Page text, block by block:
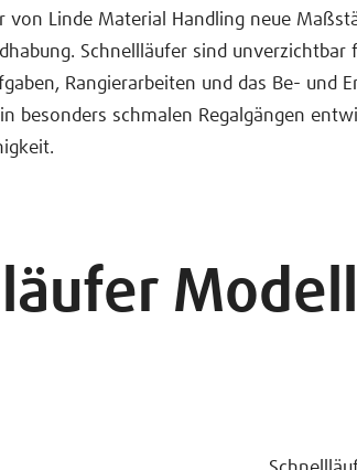
von Linde Material Handling neue
Schnellläufer sind unverzichtbar
Rangierarbeiten und das Be- und
besonders schmalen Regalgängen